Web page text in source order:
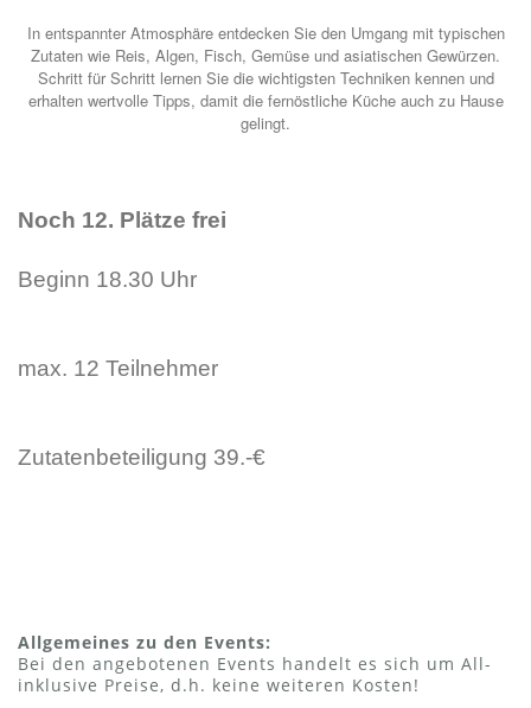
In entspannter Atmosphäre entdecken Sie den Umgang mit typischen
Zutaten wie Reis, Algen, Fisch, Gemüse und asiatischen Gewürzen.
Schritt für Schritt lernen Sie die wichtigsten Techniken kennen und
erhalten wertvolle Tipps, damit die fernöstliche Küche auch zu Hause
gelingt.
Noch 12. Plätze frei
Beginn 18.30 Uhr
max. 12 Teilnehmer
Zutatenbeteiligung 39.-€
Allgemeines zu den Events:
Bei den angebotenen Events handelt es sich um All-
inklusive Preise, d.h. keine weiteren Kosten!